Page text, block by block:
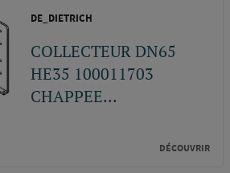
DE_DIETRICH
COLLECTEUR DN65
HE35 100011703
CHAPPEE...
DÉCOUVRIR